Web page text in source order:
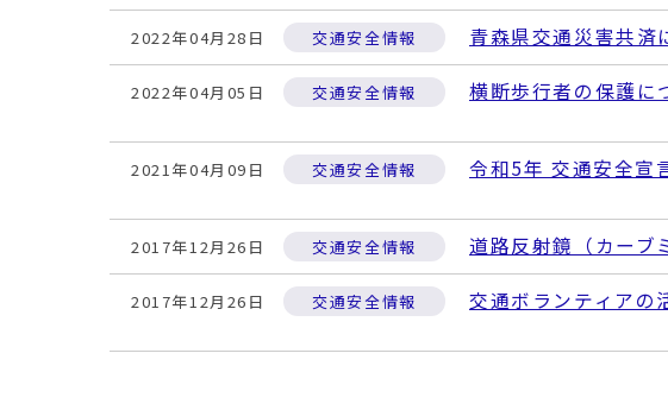
2022年04月28日 交通安全情報 青森県交通災害共済
2022年04月05日 交通安全情報 横断歩行者の保護に
2021年04月09日 交通安全情報 令和5年 交通安全宣
2017年12月26日 交通安全情報 道路反射鏡（カーブ
2017年12月26日 交通安全情報 交通ボランティアの